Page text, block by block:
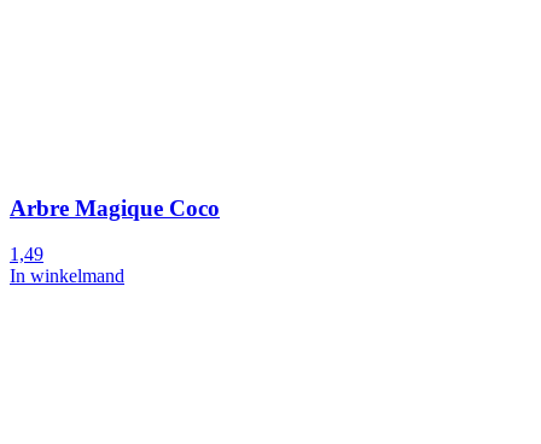
Arbre Magique Coco
1,49
In winkelmand